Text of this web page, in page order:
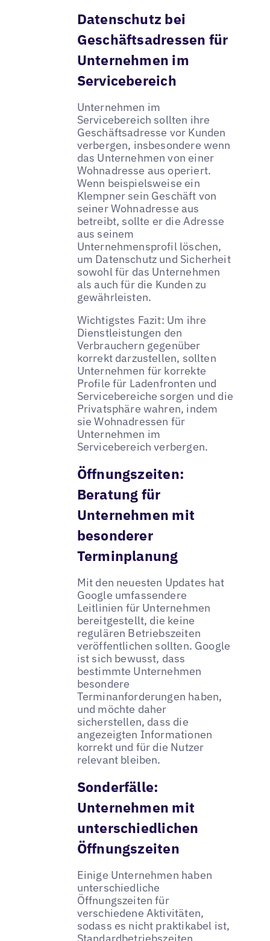
Datenschutz bei
Geschäftsadressen für
Unternehmen im
Servicebereich
Unternehmen im
Servicebereich sollten ihre
Geschäftsadresse vor Kunden
verbergen, insbesondere wenn
das Unternehmen von einer
Wohnadresse aus operiert.
Wenn beispielsweise ein
Klempner sein Geschäft von
seiner Wohnadresse aus
betreibt, sollte er die Adresse
aus seinem
Unternehmensprofil löschen,
um Datenschutz und Sicherheit
sowohl für das Unternehmen
als auch für die Kunden zu
gewährleisten.
Wichtigstes Fazit: Um ihre
Dienstleistungen den
Verbrauchern gegenüber
korrekt darzustellen, sollten
Unternehmen für korrekte
Profile für Ladenfronten und
Servicebereiche sorgen und die
Privatsphäre wahren, indem
sie Wohnadressen für
Unternehmen im
Servicebereich verbergen.
Öffnungszeiten:
Beratung für
Unternehmen mit
besonderer
Terminplanung
Mit den neuesten Updates hat
Google umfassendere
Leitlinien für Unternehmen
bereitgestellt, die keine
regulären Betriebszeiten
veröffentlichen sollten. Google
ist sich bewusst, dass
bestimmte Unternehmen
besondere
Terminanforderungen haben,
und möchte daher
sicherstellen, dass die
angezeigten Informationen
korrekt und für die Nutzer
relevant bleiben.
Sonderfälle:
Unternehmen mit
unterschiedlichen
Öffnungszeiten
Einige Unternehmen haben
unterschiedliche
Öffnungszeiten für
verschiedene Aktivitäten,
sodass es nicht praktikabel ist,
Standardbetriebszeiten